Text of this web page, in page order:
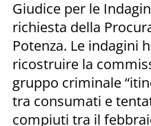
Giudice per le
richiesta della
Potenza. Le indagini
ricostruire la
gruppo criminale
tra consumati e
compiuti tra il